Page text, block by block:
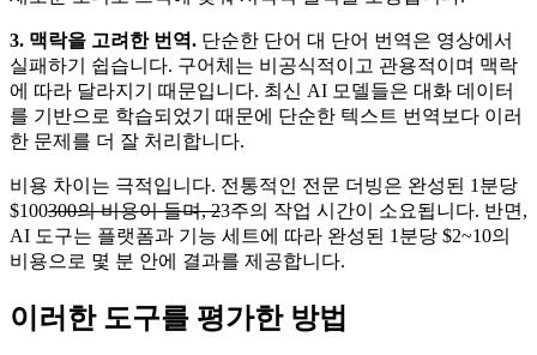
3. 맥락을 고려한 번역. 단순한 단어 대 단어 번역은 영상에서
실패하기 쉽습니다. 구어체는 비공식적이고 관용적이며 맥락
에 따라 달라지기 때문입니다. 최신 AI 모델들은 대화 데이터
를 기반으로 학습되었기 때문에 단순한 텍스트 번역보다 이러
한 문제를 더 잘 처리합니다.
비용 차이는 극적입니다. 전통적인 전문 더빙은 완성된 1분당
$100300의 비용이 들며, 23주의 작업 시간이 소요됩니다. 반면,
AI 도구는 플랫폼과 기능 세트에 따라 완성된 1분당 $2~10의
비용으로 몇 분 안에 결과를 제공합니다.
이러한 도구를 평가한 방법